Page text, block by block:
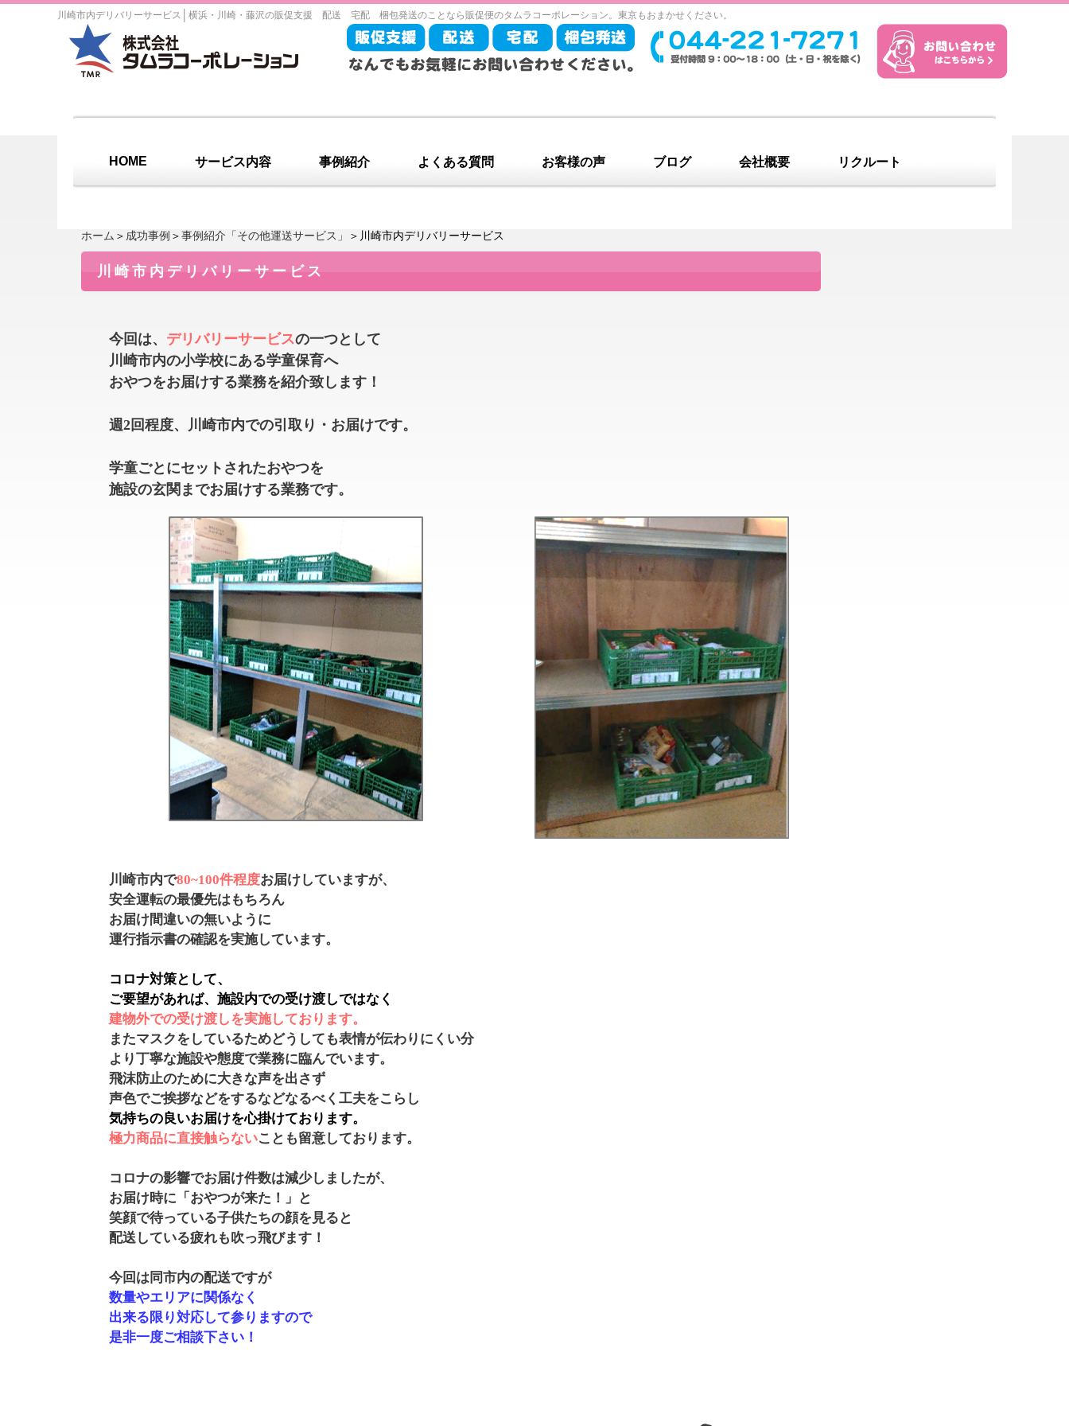
川崎市内デリバリーサービス 横浜・川崎・藤沢の販促支援 配送 宅配 梱包発送のことなら販促便のタムラコーポレーション。東京もおまかせください。
HOME サービス内容 事例紹介 よくある質問 お客様の声 ブログ 会社概要 リクルート
ホーム ＞ 成功事例 ＞事例紹介「その他運送サービス」 ＞川崎市内デリバリーサービス
川崎市内デリバリーサービス
今回は、 デリバリーサービスの一つとして
川崎市内の小学校にある学童保育へ
おやつをお届けする業務を紹介致します！
週2回程度、 川崎市内での引取り・お届けです。
学童ごとにセットされたおやつを
施設の玄関までお届けする業務です。
川崎市内で80~100件程度お届けしていますが、
安全運転の最優先はもちろん
お届け間違いの無いように
運行指示書の確認を実施しています。
コロナ対策として、
ご要望があれば、施設内での受け渡しではなく
建物外での受け渡しを実施しております。
またマスクをしているためどうしても表情が伝わりにくい分
より丁寧な施設や態度で業務に臨んでいます。
飛沫防止のために大きな声を出さず
声色でご挨拶などをするなどなるべく工夫をこらし
気持ちの良いお届けを心掛けております。
極力商品に直接触らないことも留意しております。
コロナの影響でお届け件数は減少しましたが、
お届け時に「おやつが来た！」と
笑顔で待っている子供たちの顔を見ると
配送している疲れも吹っ飛びます！
今回は同市内の配送ですが
数量やエリアに関係なく
出来る限り対応して参りますので
是非一度ご相談下さい！